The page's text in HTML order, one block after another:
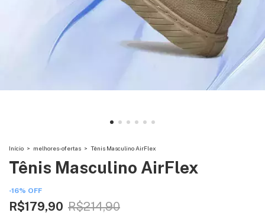
Início > melhores-ofertas > Tênis Masculino AirFlex
Tênis Masculino AirFlex
-16% OFF
R$179,90 R$214,90